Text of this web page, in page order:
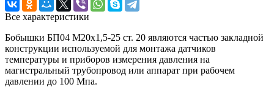
Все характеристики
Бобышки БП04 М20х1,5-25 ст. 20 являются частью закладной
конструкции используемой для монтажа датчиков
температуры и приборов измерения давления на
магистральный трубопровод или аппарат при рабочем
давлении до 100 Мпа.